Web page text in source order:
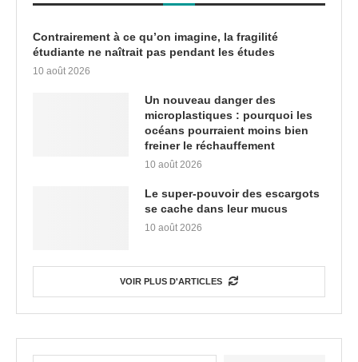
Contrairement à ce qu’on imagine, la fragilité
étudiante ne naîtrait pas pendant les études
10 août 2026
Un nouveau danger des
microplastiques : pourquoi les
océans pourraient moins bien
freiner le réchauffement
10 août 2026
Le super-pouvoir des escargots
se cache dans leur mucus
10 août 2026
VOIR PLUS D'ARTICLES